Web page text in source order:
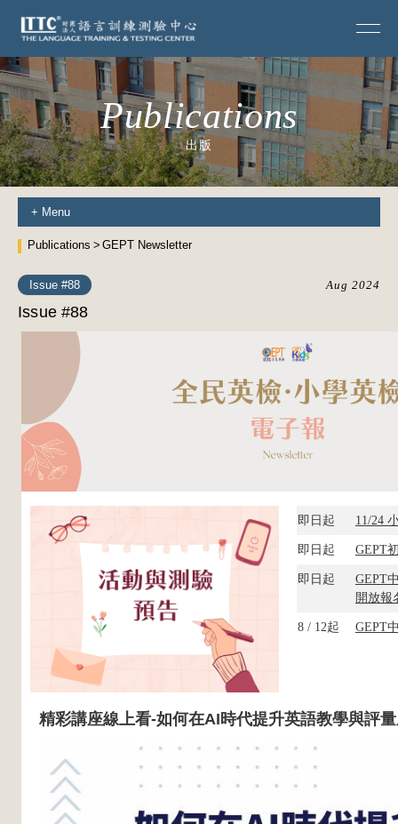
Publications
出版
+ Menu
Publications GEPT Newsletter
Issue #88 Aug 2024
Issue #88
即日起 11/24
即日起 GEPT
即日起
GEPT
開放報
8 / 12起 GEPT
精彩講座線上看-如何在AI時代提升英語教學與評